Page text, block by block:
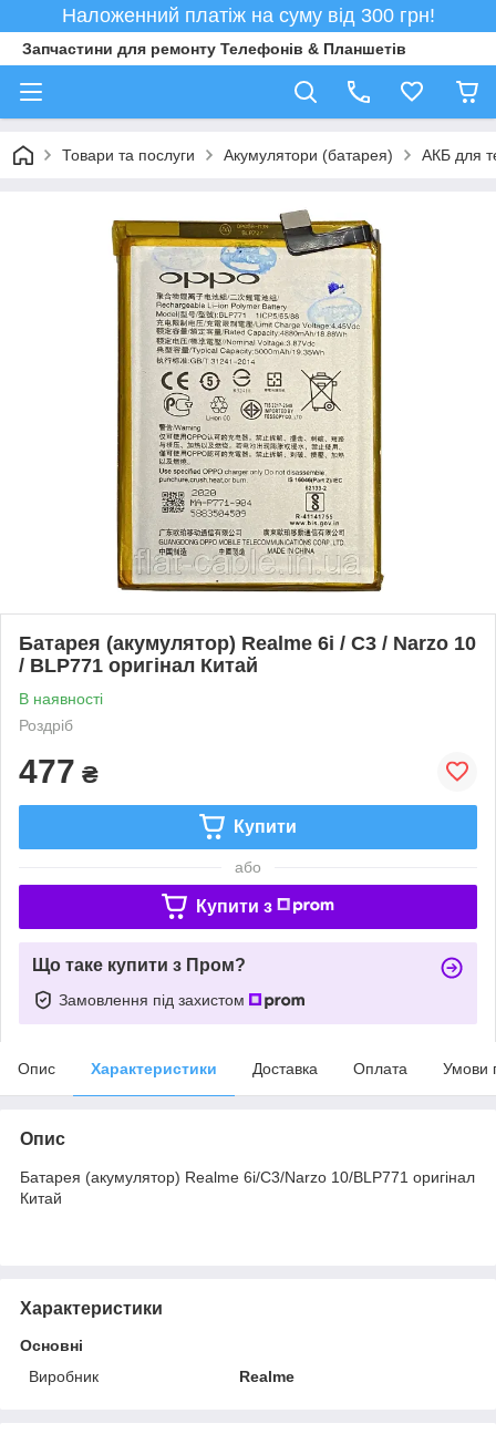
Наложенний платіж на суму від 300 грн!
Запчастини для ремонту Телефонів & Планшетів
Товари та послуги Акумулятори (батарея) АКБ для
Батарея (акумулятор) Realme 6i / C3 / Narzo 10
/ BLP771 оригінал Китай
В наявності
Роздріб
477 ₴
Купити
або
Купити з
Що таке купити з Пром?
Замовлення під захистом
Опис Характеристики Доставка Оплата Умови
Опис
Батарея (акумулятор) Realme 6i/C3/Narzo 10/BLP771 оригінал
Китай
Характеристики
Основні
Виробник
Realme